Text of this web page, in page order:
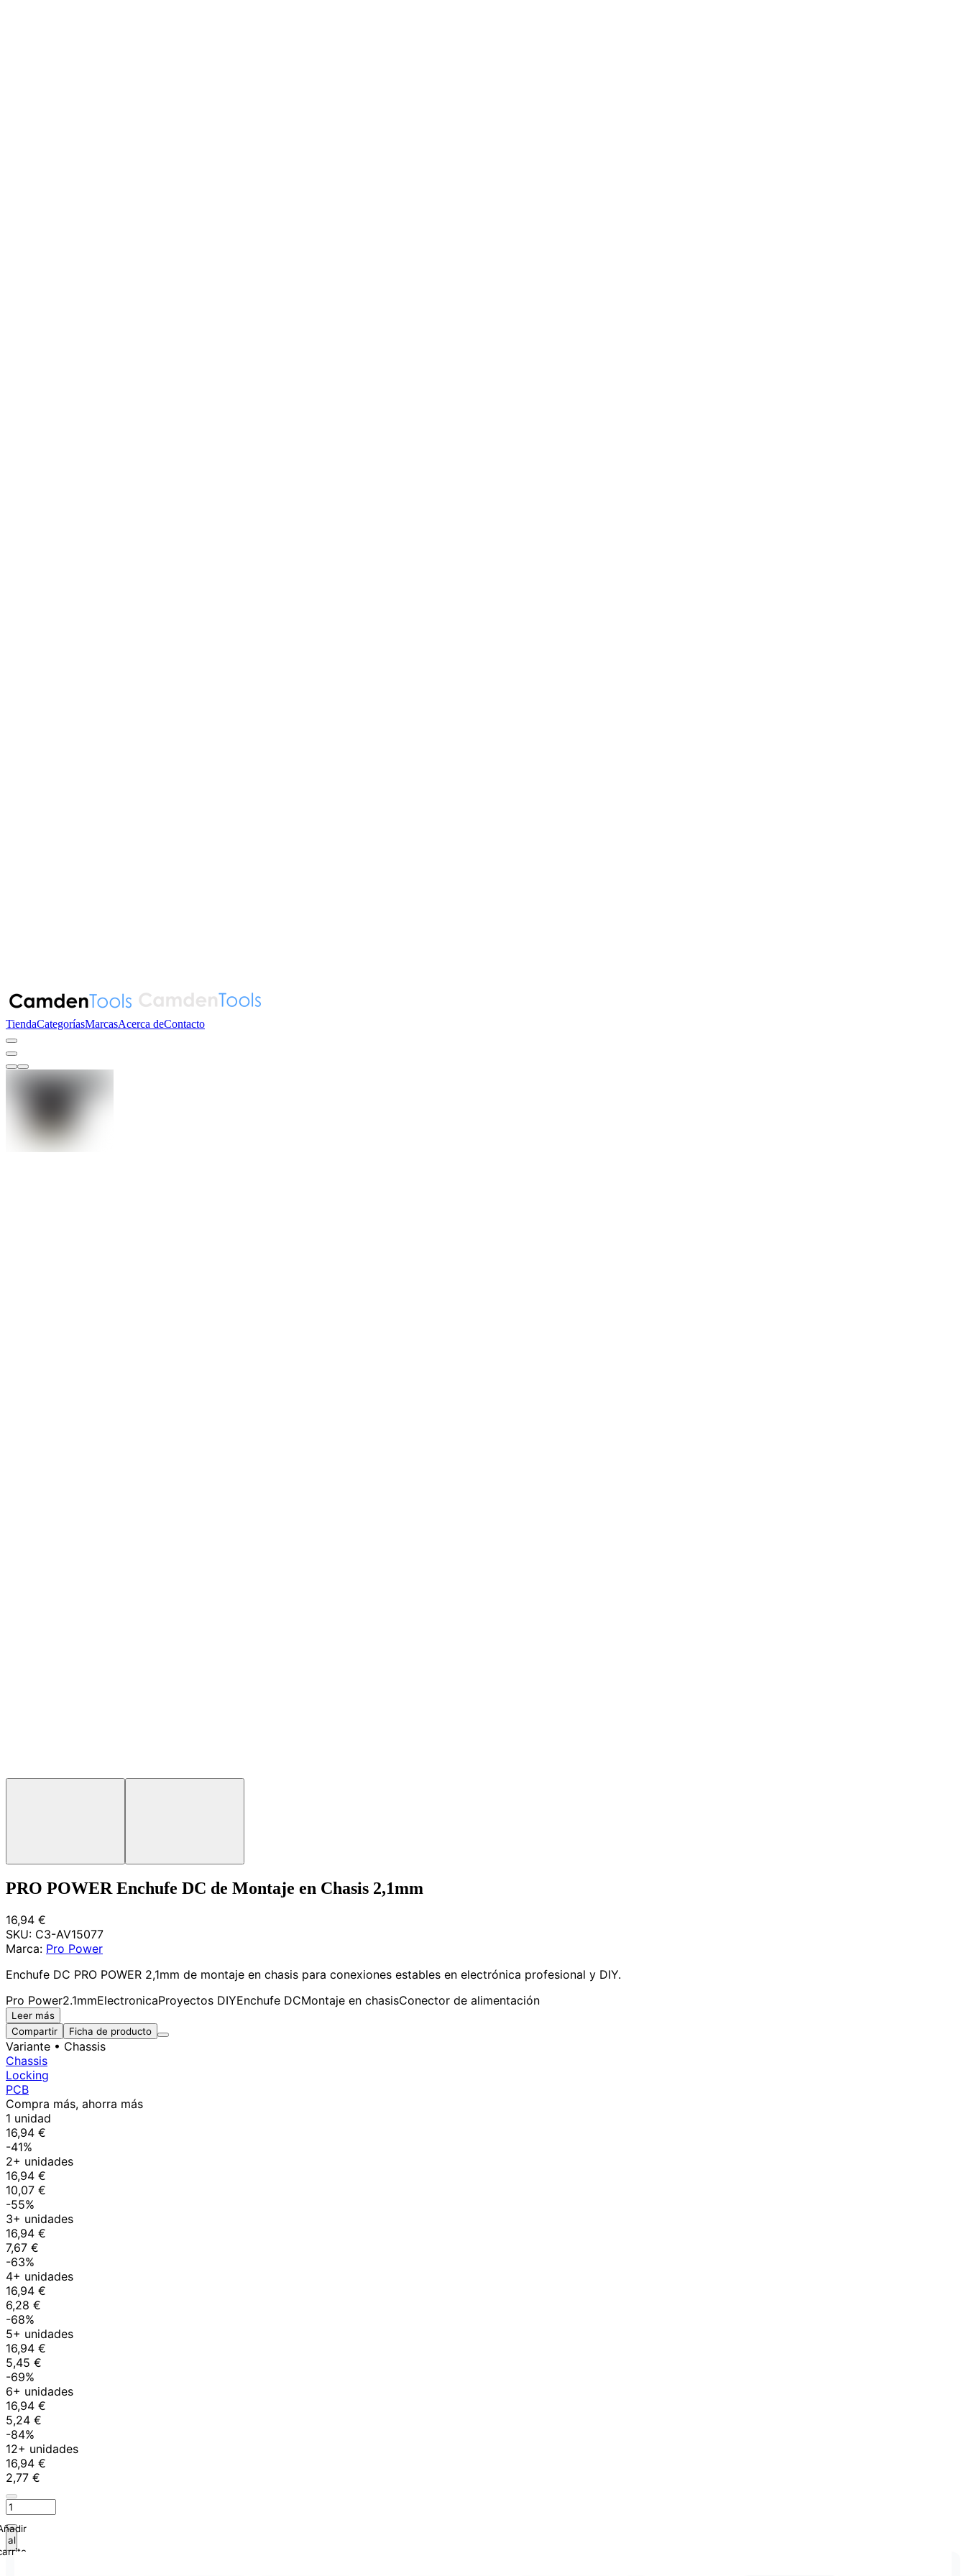
TiendaCategoríasMarcasAcerca deContacto
PRO POWER Enchufe DC de Montaje en Chasis 2,1mm
16,94 €
SKU: C3-AV15077
Marca: Pro Power
Enchufe DC PRO POWER 2,1mm de montaje en chasis para conexiones estables en electrónica profesional y DIY.
Pro Power2.1mmElectronicaProyectos DIYEnchufe DCMontaje en chasisConector de alimentación
Leer más
Compartir
Ficha de producto
Variante • Chassis
Chassis
Locking
PCB
Compra más, ahorra más
1 unidad
16,94 €
-41%
2+ unidades
16,94 €
10,07 €
-55%
3+ unidades
16,94 €
7,67 €
-63%
4+ unidades
16,94 €
6,28 €
-68%
5+ unidades
16,94 €
5,45 €
-69%
6+ unidades
16,94 €
5,24 €
-84%
12+ unidades
16,94 €
2,77 €
al